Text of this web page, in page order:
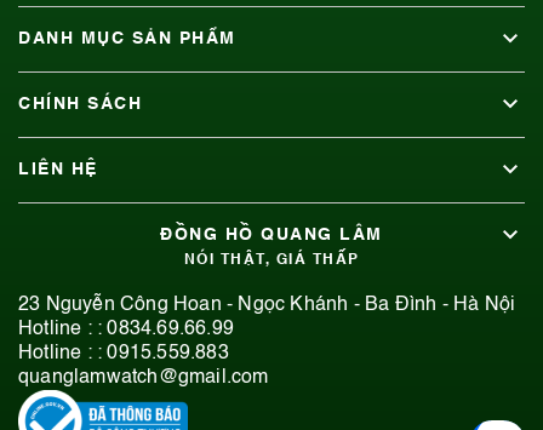
DANH MỤC SẢN PHẨM
CHÍNH SÁCH
LIÊN HỆ
ĐỒNG HỒ QUANG LÂM
NÓI THẬT, GIÁ THẤP
23 Nguyễn Công Hoan - Ngọc Khánh - Ba Đình - Hà Nội
Hotline : :0834.69.66.99
Hotline : :0915.559.883
quanglamwatch@gmail.com